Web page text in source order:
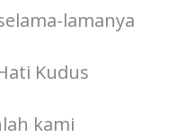
lamanya
Kudus
kami